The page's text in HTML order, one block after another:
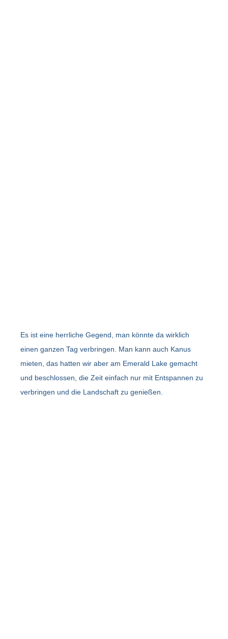
Es ist eine herrliche Gegend, man könnte da wirklich
einen ganzen Tag verbringen. Man kann auch Kanus
mieten, das hatten wir aber am Emerald Lake gemacht
und beschlossen, die Zeit einfach nur mit Entspannen zu
verbringen und die Landschaft zu genießen.